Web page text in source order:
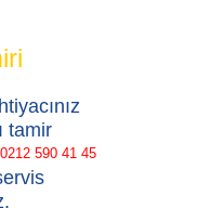
tamir
0212 590 41 45